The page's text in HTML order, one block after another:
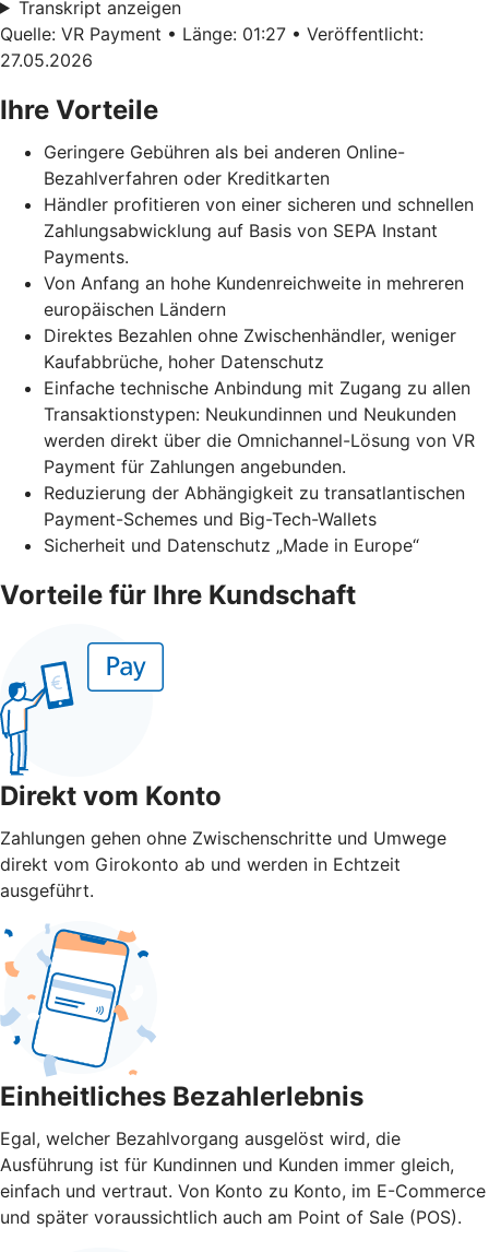
Transkript anzeigen
Quelle: VR Payment • Länge: 01:27 • Veröffentlicht:
27.05.2026
Ihre Vorteile
Geringere Gebühren als bei anderen Online-
Bezahlverfahren oder Kreditkarten
Händler profitieren von einer sicheren und schnellen
Zahlungsabwicklung auf Basis von SEPA Instant
Payments.
Von Anfang an hohe Kundenreichweite in mehreren
europäischen Ländern
Direktes Bezahlen ohne Zwischenhändler, weniger
Kaufabbrüche, hoher Datenschutz
Einfache technische Anbindung mit Zugang zu allen
Transaktionstypen: Neukundinnen und Neukunden
werden direkt über die Omnichannel-Lösung von VR
Payment für Zahlungen angebunden.
Reduzierung der Abhängigkeit zu transatlantischen
Payment-Schemes und Big-Tech-Wallets
Sicherheit und Datenschutz „Made in Europe“
Vorteile für Ihre Kundschaft
Direkt vom Konto
Zahlungen gehen ohne Zwischenschritte und Umwege
direkt vom Girokonto ab und werden in Echtzeit
ausgeführt.
Einheitliches Bezahlerlebnis
Egal, welcher Bezahlvorgang ausgelöst wird, die
Ausführung ist für Kundinnen und Kunden immer gleich,
einfach und vertraut. Von Konto zu Konto, im E-Commerce
und später voraussichtlich auch am Point of Sale (POS).